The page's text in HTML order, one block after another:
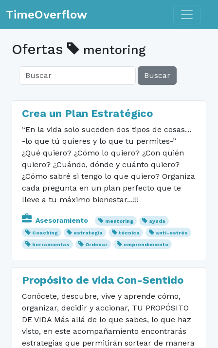
TimeOverflow Toggle
Ofertas mentoring
Buscar
Crea un Plan Estratégico
“En la vida solo suceden dos tipos de cosas…
-lo que tú quieres y lo que tu permites-”
¿Qué quiero? ¿Cómo lo quiero? ¿Con quién
quiero? ¿Cuándo, dónde y cuánto quiero?
¿Cómo sabré si tengo lo que quiero? Organiza
cada pregunta en un plan perfecto que te
lleve a tu máximo bienestar...!!!
Asesoramiento mentoring
ayuda
Coaching
estrategia técnica
anti-estrés
herramientas
Ordenar emprendimiento
Propósito de vida Con-Sentido
Conócete, descubre, vive y aprende cómo,
organizar, decidir y accionar, TU PROPÓSITO
DE VIDA Más allá de lo que sabes, lo que haz
visto, en este acompañamiento encontrarás
estrategias que permitirán sortear de manera